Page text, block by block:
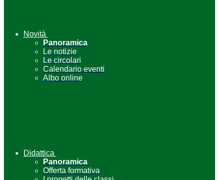
Novità
Panoramica
Le notizie
Le circolari
Calendario eventi
Albo online
Didattica
Panoramica
Offerta formativa